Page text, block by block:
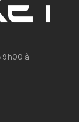
9h00 à